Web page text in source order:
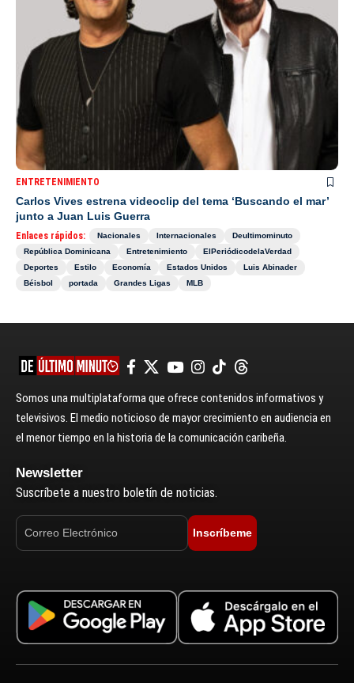
ENTRETENIMIENTO
Carlos Vives estrena videoclip del tema ‘Buscando el mar’
junto a Juan Luis Guerra
Enlaces rápidos: Nacionales Internacionales
Deultimominuto
República Dominicana
Entretenimiento
ElPeriódicodelaVerdad
Deportes
Estilo Economía Estados Unidos
Luis Abinader
Béisbol
portada Grandes Ligas MLB
Somos una multiplataforma que ofrece contenidos informativos y
televisivos. El medio noticioso de mayor crecimiento en audiencia en
el menor tiempo en la historia de la comunicación caribeña.
Newsletter
Suscríbete a nuestro boletín de noticias.
Inscríbeme